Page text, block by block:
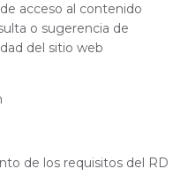
acceso al contenido
o sugerencia de
del sitio web
de los requisitos del RD